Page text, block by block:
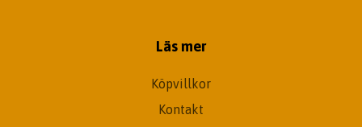
Läs mer
Köpvillkor
Kontakt